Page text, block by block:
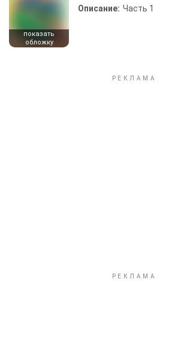
показать
обложку
Описание: Часть 1